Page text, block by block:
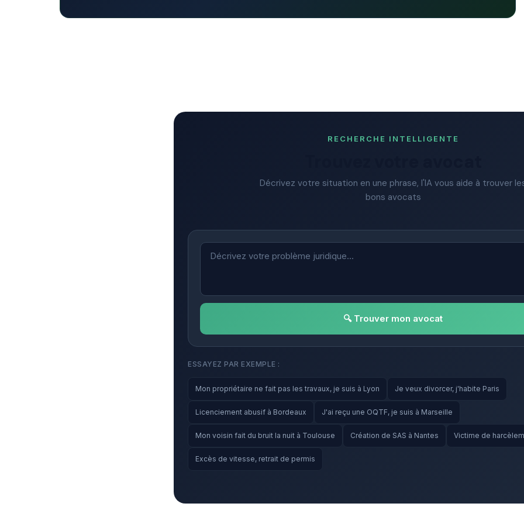
RECHERCHE INTELLIGENTE
Décrivez votre situation en une phrase, l'IA vous aide à trouver
bons avocats
🔍 Trouver mon avocat
ESSAYEZ PAR EXEMPLE :
Mon propriétaire ne fait pas les travaux, je suis à Lyon Je veux divorcer, j'habite Paris
Licenciement abusif à Bordeaux J'ai reçu une OQTF, je suis à Marseille
Mon voisin fait du bruit la nuit à Toulouse Création de SAS à Nantes Victime de
Excès de vitesse, retrait de permis